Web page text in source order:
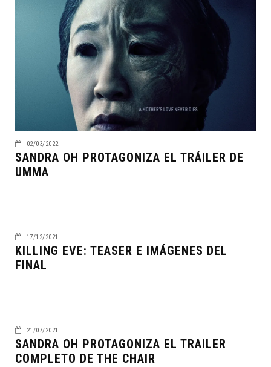
02/03/2022
SANDRA OH PROTAGONIZA EL TRÁILER DE
UMMA
17/12/2021
KILLING EVE: TEASER E IMÁGENES DEL
FINAL
21/07/2021
SANDRA OH PROTAGONIZA EL TRAILER
COMPLETO DE THE CHAIR